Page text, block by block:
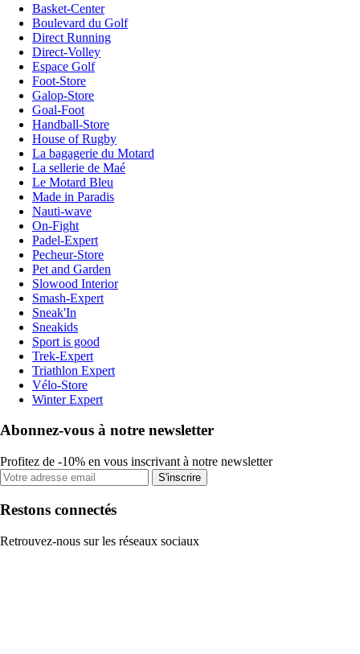
Basket-Center
Boulevard du Golf
Direct Running
Direct-Volley
Espace Golf
Foot-Store
Galop-Store
Goal-Foot
Handball-Store
House of Rugby
La bagagerie du Motard
La sellerie de Maé
Le Motard Bleu
Made in Paradis
Nauti-wave
On-Fight
Padel-Expert
Pecheur-Store
Pet and Garden
Slowood Interior
Smash-Expert
Sneak'In
Sneakids
Sport is good
Trek-Expert
Triathlon Expert
Vélo-Store
Winter Expert
Abonnez-vous à notre newsletter
Profitez de -10% en vous inscrivant à notre newsletter
S'inscrire
Restons connectés
Retrouvez-nous sur les réseaux sociaux